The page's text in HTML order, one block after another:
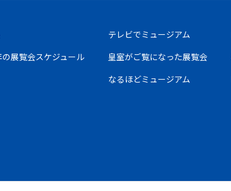
展覧会スケジュール
テレビでミュージアム
皇室がご覧になった展覧会
なるほどミュージアム